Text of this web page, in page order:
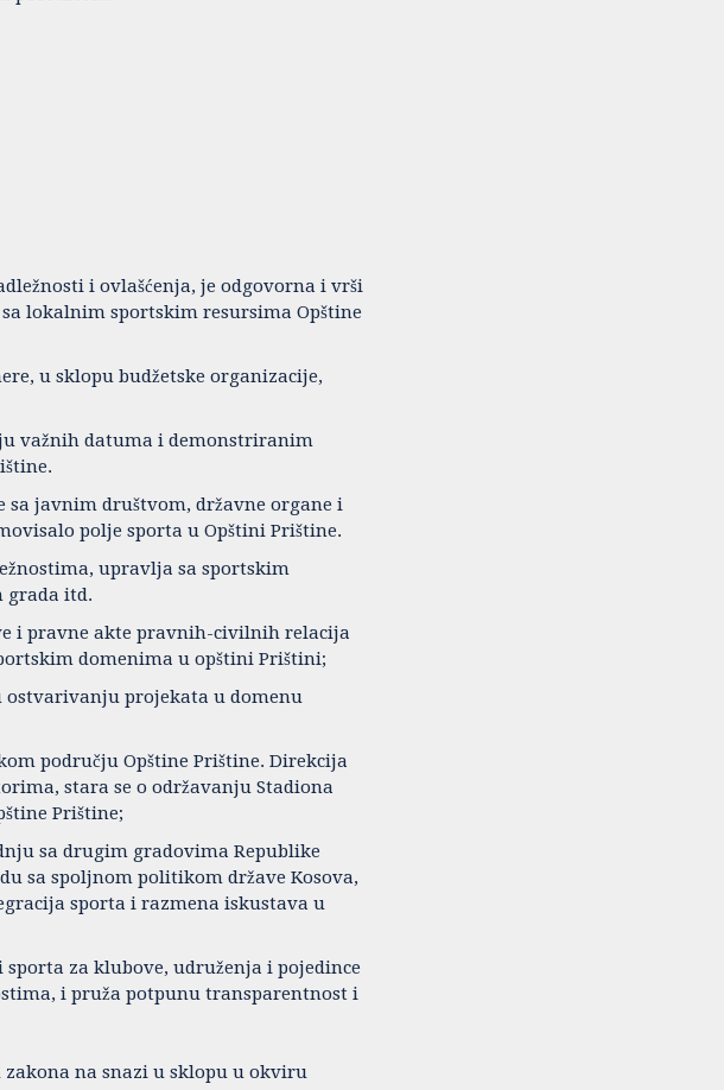
i ovlašćenja, je odgovorna i vrši
lokalnim sportskim resursima Opštine
u sklopu budžetske organizacije,
važnih datuma i demonstriranim
sa javnim društvom, državne organe i
polje sporta u Opštini Prištine.
upravlja sa sportskim
grada itd.
i pravne akte pravnih-civilnih relacija
domenima u opštini Prištini;
projekata u domenu
području Opštine Prištine. Direkcija
stara se o održavanju Stadiona
Prištine;
sa drugim gradovima Republike
sa spoljnom politikom države Kosova,
sporta i razmena iskustava u
za klubove, udruženja i pojedince
i pruža potpunu transparentnost i
na snazi u sklopu u okviru